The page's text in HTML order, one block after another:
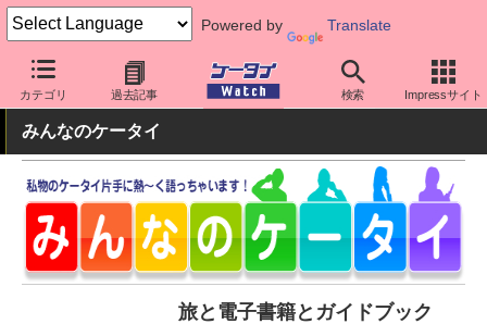
Powered by Translate
カテゴリ 過去記事 検索 Impressサイト
ケータイ Watch 周辺機器/アクセサリー その他
みんなのケータイ
旅と電子書籍とガイドブック